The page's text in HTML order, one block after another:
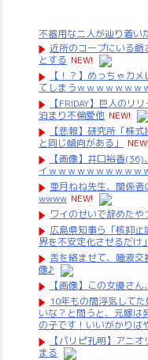
不器用な二人が辿り着い
近所のコープにいる
とする NEW!
【！？】めっちゃカ
てしまうｗｗｗｗｗｗｗ
【FRIDAY】巨人のリ
泊まり不倫愛他 NEW!
【悲報】研究所「株
と同じ傾向がある」
NEW!
【画像】井口裕香
イｗｗｗｗｗｗｗｗｗｗ
亜月ねね先生、関係
wwww NEW!
ワイのせいで辞めた
広島県知事ら「核抑
界を不安定化させるだけ」
舌を絡ませて、唾液
像♪
【画像】この女優さ
10年もの間浮気して
いな？と問うと、元嫁は
の子です！いいがかり
【パリピ孔明】アニ
まる